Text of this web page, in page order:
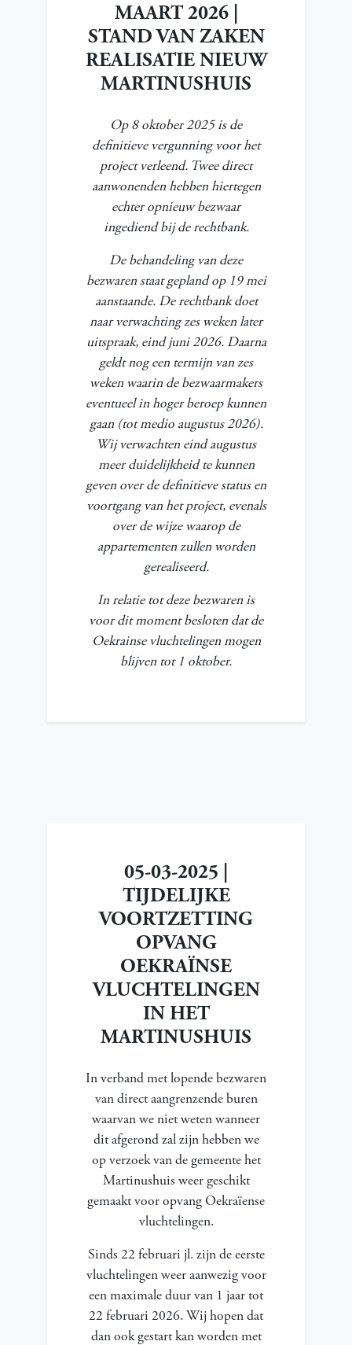
MAART 2026 |
STAND VAN ZAKEN
REALISATIE NIEUW
MARTINUSHUIS
Op 8 oktober 2025 is de
definitieve vergunning voor het
project verleend. Twee direct
aanwonenden hebben hiertegen
echter opnieuw bezwaar
ingediend bij de rechtbank.
De behandeling van deze
bezwaren staat gepland op 19 mei
aanstaande. De rechtbank doet
naar verwachting zes weken later
uitspraak, eind juni 2026. Daarna
geldt nog een termijn van zes
weken waarin de bezwaarmakers
eventueel in hoger beroep kunnen
gaan (tot medio augustus 2026).
Wij verwachten eind augustus
meer duidelijkheid te kunnen
geven over de definitieve status en
voortgang van het project, evenals
over de wijze waarop de
appartementen zullen worden
gerealiseerd.
In relatie tot deze bezwaren is
voor dit moment besloten dat de
Oekrainse vluchtelingen mogen
blijven tot 1 oktober.
05-03-2025 |
TIJDELIJKE
VOORTZETTING
OPVANG
OEKRAÏNSE
VLUCHTELINGEN
IN HET
MARTINUSHUIS
In verband met lopende bezwaren
van direct aangrenzende buren
waarvan we niet weten wanneer
dit afgerond zal zijn hebben we
op verzoek van de gemeente het
Martinushuis weer geschikt
gemaakt voor opvang Oekraïense
vluchtelingen.
Sinds 22 februari jl. zijn de eerste
vluchtelingen weer aanwezig voor
een maximale duur van 1 jaar tot
22 februari 2026. Wij hopen dat
dan ook gestart kan worden met